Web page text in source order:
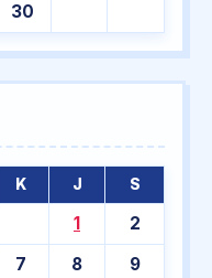
30
K J S
1
2
7 8
9